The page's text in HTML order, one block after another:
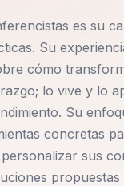
metodología
que las
alinear equipos
del
y eficacia en
es su
Su
cómo
lo vive y lo
Su
concretas
sus